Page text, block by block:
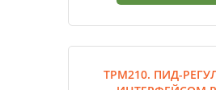
ТРМ210. ПИД-